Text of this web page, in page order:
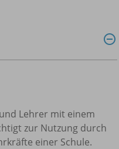
Lehrer mit einem
zur Nutzung durch
einer Schule.